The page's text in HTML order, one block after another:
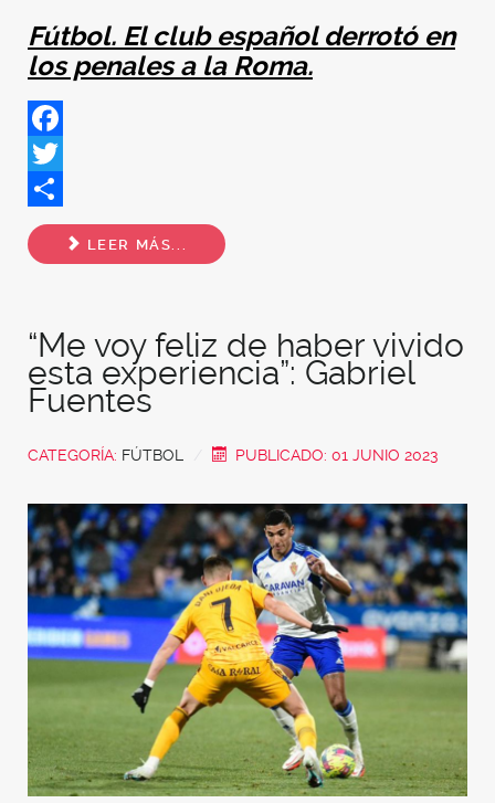
Fútbol. El club español derrotó en
los penales a la Roma.
Facebook
Twitter
Share
LEER MÁS...
“Me voy feliz de haber vivido
esta experiencia”: Gabriel
Fuentes
CATEGORÍA: FÚTBOL PUBLICADO: 01 JUNIO 2023